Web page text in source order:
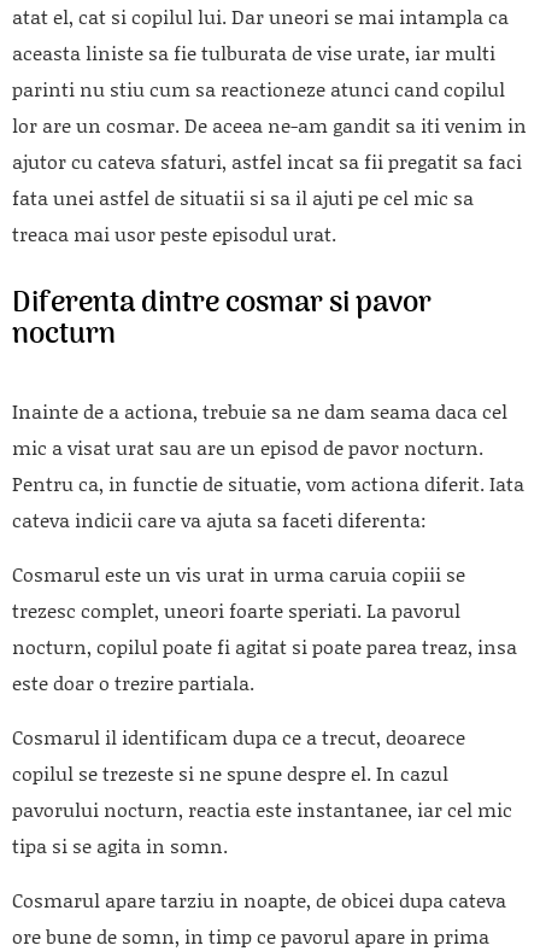
atat el, cat si copilul lui. Dar uneori se mai intampla ca
aceasta liniste sa fie tulburata de vise urate, iar multi
parinti nu stiu cum sa reactioneze atunci cand copilul
lor are un cosmar. De aceea ne-am gandit sa iti venim in
ajutor cu cateva sfaturi, astfel incat sa fii pregatit sa faci
fata unei astfel de situatii si sa il ajuti pe cel mic sa
treaca mai usor peste episodul urat.
Diferenta dintre cosmar si pavor
nocturn
Inainte de a actiona, trebuie sa ne dam seama daca cel
mic a visat urat sau are un episod de pavor nocturn.
Pentru ca, in functie de situatie, vom actiona diferit. Iata
cateva indicii care va ajuta sa faceti diferenta:
Cosmarul este un vis urat in urma caruia copiii se
trezesc complet, uneori foarte speriati. La pavorul
nocturn, copilul poate fi agitat si poate parea treaz, insa
este doar o trezire partiala.
Cosmarul il identificam dupa ce a trecut, deoarece
copilul se trezeste si ne spune despre el. In cazul
pavorului nocturn, reactia este instantanee, iar cel mic
tipa si se agita in somn.
Cosmarul apare tarziu in noapte, de obicei dupa cateva
ore bune de somn, in timp ce pavorul apare in prima